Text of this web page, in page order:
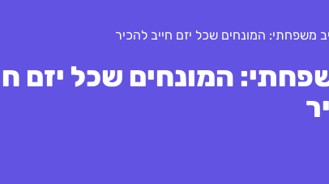
משפחתי: המונחים שכל יזם חייב להכיר
המונחים שכל יזם